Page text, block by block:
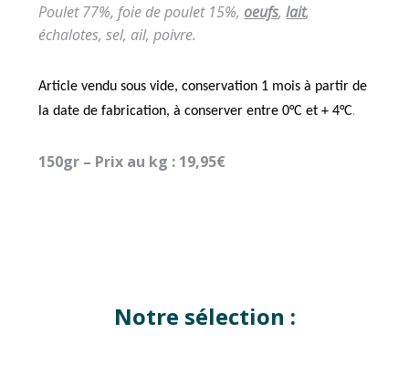
Poulet 77%, foie de poulet 15%, oeufs,lait,
échalotes, sel, ail, poivre.
Article vendu sous vide,conservation 1 mois à partir de
la date de fabrication, àconserver entre 0°C et + 4°C.
150gr – Prix au kg : 19,95€
Notre sélection :